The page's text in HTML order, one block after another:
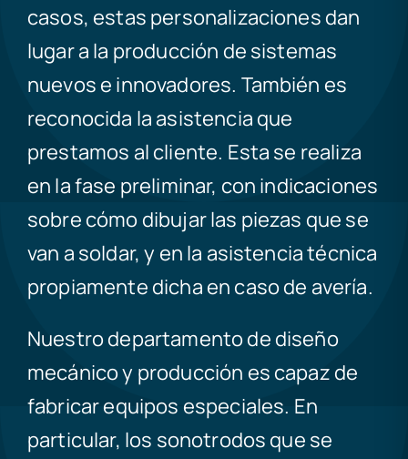
casos, estas personalizaciones dan
lugar a la producción de sistemas
nuevos e innovadores. También es
reconocida la asistencia que
prestamos al cliente. Esta se realiza
en la fase preliminar, con indicaciones
sobre cómo dibujar las piezas que se
van a soldar, y en la asistencia técnica
propiamente dicha en caso de avería.
Nuestro departamento de diseño
mecánico y producción es capaz de
fabricar equipos especiales. En
particular, los sonotrodos que se